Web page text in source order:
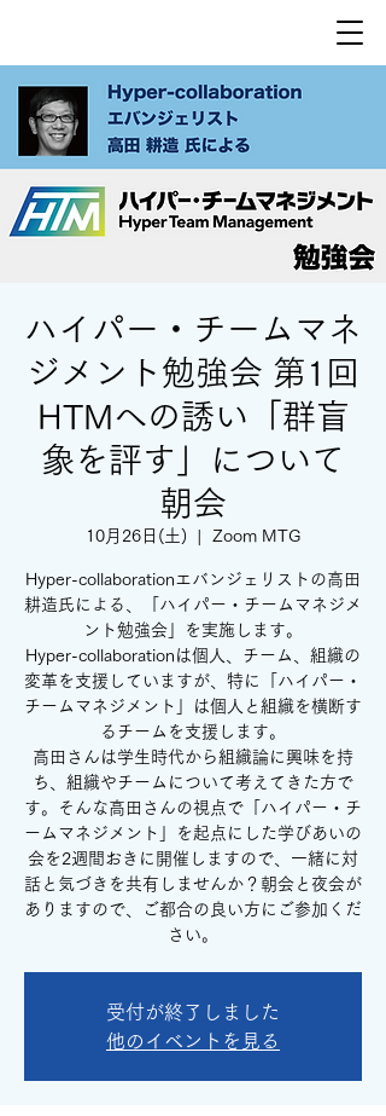
ハイパー・チームマネ
ジメント勉強会 第1回
HTMへの誘い「群盲
象を評す」について
朝会
10月26日(土) Zoom MTG
Hyper-collaborationエバンジェリストの高田
耕造氏による、「ハイパー・チームマネジメ
ント勉強会」を実施します。
Hyper-collaborationは個人、チーム、組織の
変革を支援していますが、特に「ハイパー・
チームマネジメント」は個人と組織を横断す
るチームを支援します。
高田さんは学生時代から組織論に興味を持
ち、組織やチームについて考えてきた方で
す。そんな高田さんの視点で「ハイパー・チ
ームマネジメント」を起点にした学びあいの
会を2週間おきに開催しますので、一緒に対
話と気づきを共有しませんか？朝会と夜会が
ありますので、ご都合の良い方にご参加くだ
さい。
受付が終了しました
他のイベントを見る